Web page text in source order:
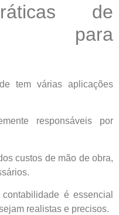
de
para
tem várias aplicações
responsáveis por
custos de mão de obra,
é essencial
realistas e precisos.